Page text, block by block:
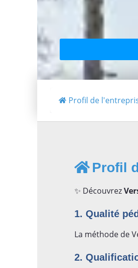
Profil de
Profil
✨ Découvrez
1. Qualité
La méthode de
2.